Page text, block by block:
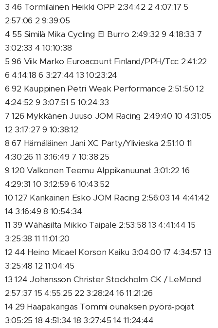
3 46 Tormilainen Heikki OPP 2:34:42 2 4:07:17 5
2:57:06 2 9:39:05
4 55 Similä Mika Cycling El Burro 2:49:32 9 4:18:33 7
3:02:33 4 10:10:38
5 96 Viik Marko Euroacount Finland/PPH/Tcc 2:41:22
6 4:14:18 6 3:27:44 13 10:23:24
6 92 Kauppinen Petri Weak Performance 2:51:50 12
4:24:52 9 3:07:51 5 10:24:33
7 126 Mykkänen Juuso JOM Racing 2:49:40 10 4:31:05
12 3:17:27 9 10:38:12
8 67 Hämäläinen Jani XC Party/Ylivieska 2:51:10 11
4:30:26 11 3:16:49 7 10:38:25
9 120 Valkonen Teemu Alppikanuunat 3:01:22 16
4:29:31 10 3:12:59 6 10:43:52
10 127 Kankainen Esko JOM Racing 2:56:03 14 4:41:42
14 3:16:49 8 10:54:34
11 39 Wähäsilta Mikko Taipale 2:53:58 13 4:41:44 15
3:25:38 11 11:01:20
12 44 Heino Micael Korson Kaiku 3:04:00 17 4:34:57 13
3:25:48 12 11:04:45
13 124 Johansson Christer Stockholm CK / LeMond
2:57:37 15 4:55:25 22 3:28:24 16 11:21:26
14 29 Haapakangas Tommi ounaksen pyörä-pojat
3:05:25 18 4:51:34 18 3:27:45 14 11:24:44